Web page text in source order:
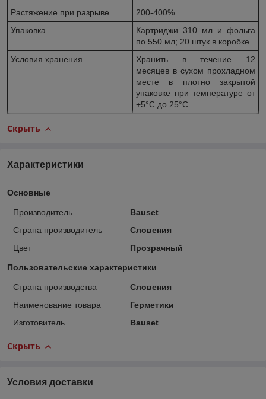
Растяжение при разрыве
200-400%.
Упаковка
Картриджи 310 мл и фольга
по 550 мл; 20 штук в коробке.
Условия хранения
Хранить в течение 12
месяцев в сухом прохладном
месте в плотно закрытой
упаковке при температуре от
+5°C до 25°C.
Скрыть
Характеристики
Основные
Производитель
Bauset
Страна производитель
Словения
Цвет
Прозрачный
Пользовательские характеристики
Страна производства
Словения
Наименование товара
Герметики
Изготовитель
Bauset
Скрыть
Условия доставки